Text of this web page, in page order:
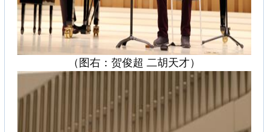
（图右：贺俊超 二胡天才）